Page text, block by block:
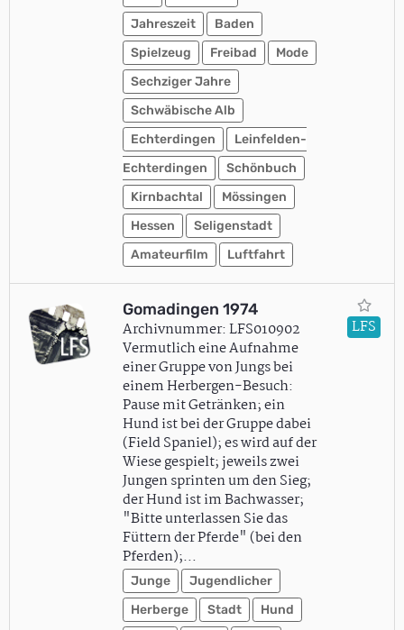
Jahreszeit
Baden
Spielzeug
Freibad
Mode
Sechziger Jahre
Schwäbische Alb
Echterdingen
Leinfelden-
Echterdingen
Schönbuch
Kirnbachtal
Mössingen
Hessen
Seligenstadt
Amateurfilm
Luftfahrt
Gomadingen 1974
Archivnummer: LFS010902
Vermutlich eine Aufnahme
einer Gruppe von Jungs bei
einem Herbergen-Besuch:
Pause mit Getränken; ein
Hund ist bei der Gruppe dabei
(Field Spaniel); es wird auf der
Wiese gespielt; jeweils zwei
Jungen sprinten um den Sieg;
der Hund ist im Bachwasser;
"Bitte unterlassen Sie das
Füttern der Pferde" (bei den
Pferden);…
Junge
Jugendlicher
Herberge
Stadt
Hund
LFS